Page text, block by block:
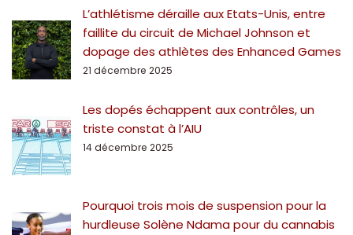
L’athlétisme déraille aux Etats-Unis, entre
faillite du circuit de Michael Johnson et
dopage des athlètes des Enhanced Games
21 décembre 2025
Les dopés échappent aux contrôles, un
triste constat à l’AIU
14 décembre 2025
Pourquoi trois mois de suspension pour la
hurdleuse Solène Ndama pour du cannabis